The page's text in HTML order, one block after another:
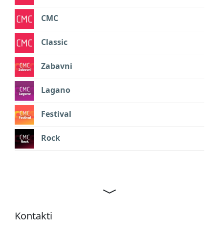
CMC
Classic
Zabavni
Lagano
Festival
Rock
Kontakti